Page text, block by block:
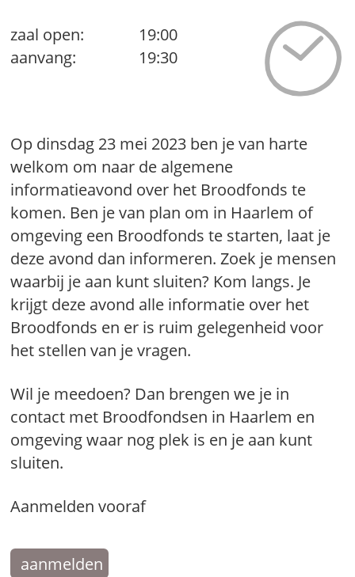
zaal open:
19:00
aanvang:
19:30
Op dinsdag 23 mei 2023 ben je van harte
welkom om naar de algemene
informatieavond over het Broodfonds te
komen. Ben je van plan om in Haarlem of
omgeving een Broodfonds te starten, laat je
deze avond dan informeren. Zoek je mensen
waarbij je aan kunt sluiten? Kom langs. Je
krijgt deze avond alle informatie over het
Broodfonds en er is ruim gelegenheid voor
het stellen van je vragen.
Wil je meedoen? Dan brengen we je in
contact met Broodfondsen in Haarlem en
omgeving waar nog plek is en je aan kunt
sluiten.
Aanmelden vooraf
aanmelden